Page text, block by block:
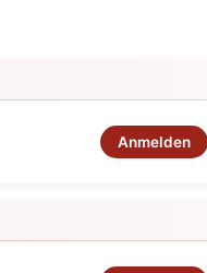
Anmelden